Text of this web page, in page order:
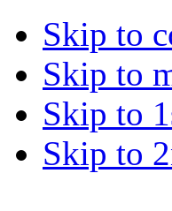
Skip to
Skip to
Skip to
Skip to